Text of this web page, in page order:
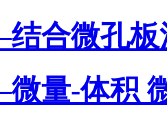
合微孔板
量-体积